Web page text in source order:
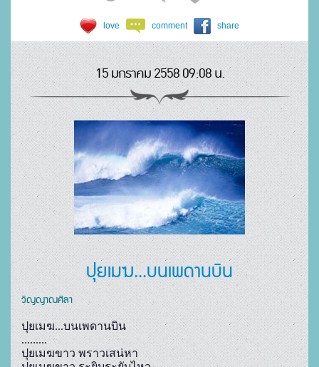
love comment share
15 มกราคม 2558 09:08 น.
ปุยเมฆ...บนเพดานบิน
วิญญาณศิลา
ปุยเมฆ...บนเพดานบิน
.........
ปุยเมฆขาว พราวเสน่หา